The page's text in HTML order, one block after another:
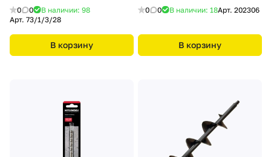
0 0
В наличии: 98
Арт. 73/1/3/28
В корзину
0 0 В наличии: 18Арт. 202306
В корзину